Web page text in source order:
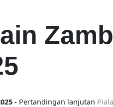
- Pertandingan lanjutan